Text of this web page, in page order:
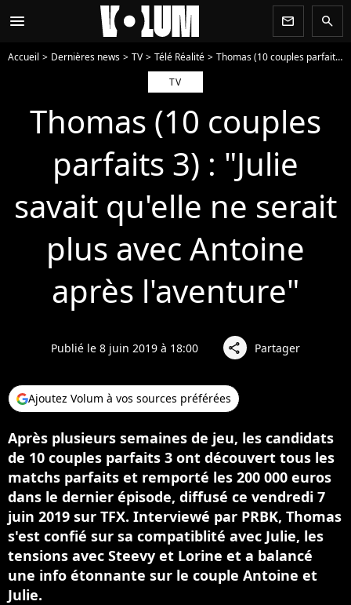
menu newsletter search
Accueil Dernières news TV Télé Réalité
Thomas (10 couples parfaits 3) : "Julie savait qu'elle ne serait plus avec Antoine après l'aventure"
TV
Thomas (10 couples
parfaits 3) : "Julie
savait qu'elle ne serait
plus avec Antoine
après l'aventure"
Publié le 8 juin 2019 à 18:00 share Partager
Ajoutez Volum à vos sources préférées
Après plusieurs semaines de jeu, les candidats
de 10 couples parfaits 3 ont découvert tous les
matchs parfaits et remporté les 200 000 euros
dans le dernier épisode, diffusé ce vendredi 7
juin 2019 sur TFX. Interviewé par PRBK, Thomas
s'est confié sur sa compatiblité avec Julie, les
tensions avec Steevy et Lorine et a balancé
une info étonnante sur le couple Antoine et
Julie.